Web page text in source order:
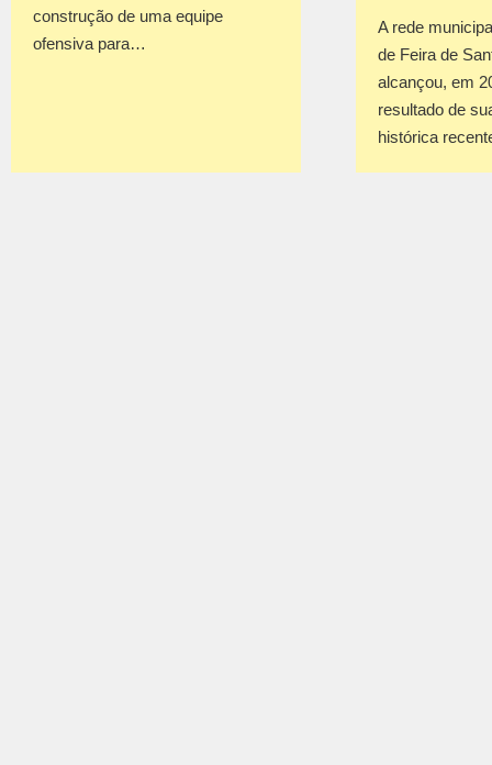
construção de uma equipe
ofensiva para…
A rede
de Feira de
alcançou, em
resultado de
histórica